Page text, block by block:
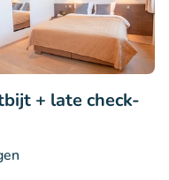
+ late check-